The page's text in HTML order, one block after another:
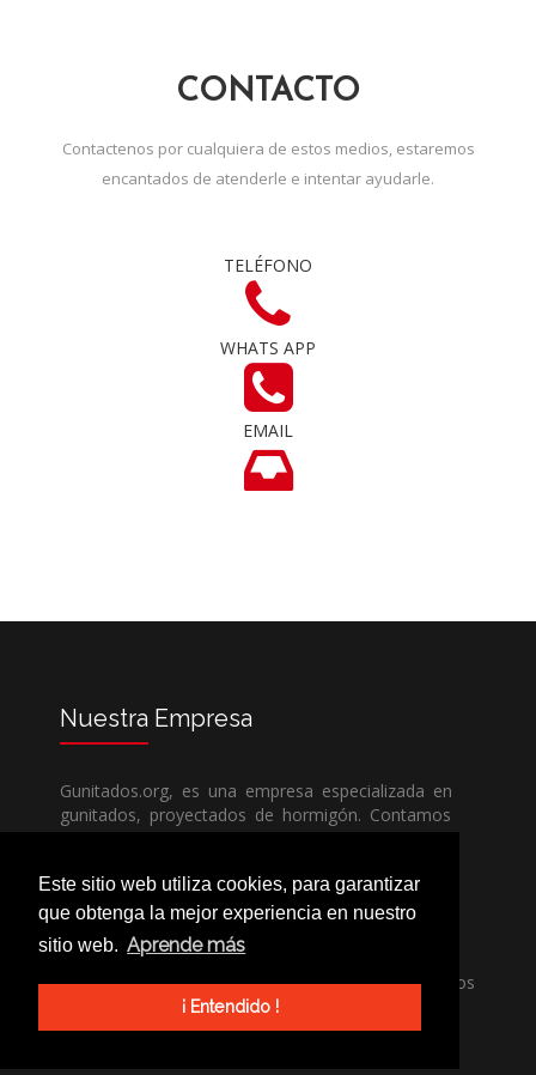
Este sitio web utiliza cookies, para garantizar
que obtenga la mejor experiencia en nuestro
sitio web. Aprende más
¡ Entendido !
CONTACTO
Contactenos por cualquiera de estos medios, estaremos
encantados de atenderle e intentar ayudarle.
TELÉFONO
WHATS APP
EMAIL
Nuestra Empresa
Gunitados.org, es una empresa especializada en
gunitados, proyectados de hormigón. Contamos
con todos los medios humanos y técnicos, para
competencia.
Si necesita una empresa de gunitados, no dude
en llamarnos, nuestros técnicos estran encantados
de poder ayudarle, ya sea usted particular o
profesional.